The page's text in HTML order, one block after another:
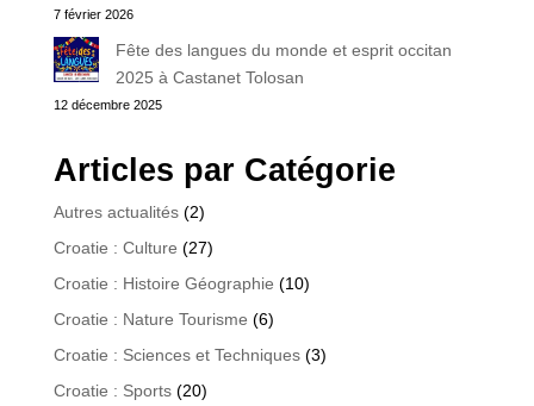
7 février 2026
Fête des langues du monde et esprit occitan
2025 à Castanet Tolosan
12 décembre 2025
Articles par Catégorie
Autres actualités(2)
Croatie : Culture (27)
Croatie : Histoire Géographie (10)
Croatie : Nature Tourisme (6)
Croatie : Sciences et Techniques(3)
Croatie : Sports(20)